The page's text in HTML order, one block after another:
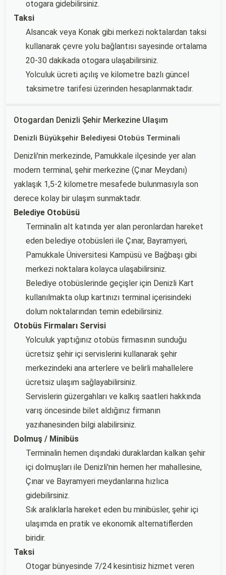
otogara gidebilirsiniz.
Taksi
Alsancak veya Konak gibi merkezi noktalardan taksi
kullanarak çevre yolu bağlantısı sayesinde ortalama
20-30 dakikada otogara ulaşabilirsiniz.
Yolculuk ücreti açılış ve kilometre bazlı güncel
taksimetre tarifesi üzerinden hesaplanmaktadır.
Otogardan Denizli Şehir Merkezine Ulaşım
Denizli Büyükşehir Belediyesi Otobüs Terminali
Denizli'nin merkezinde, Pamukkale ilçesinde yer alan
modern terminal, şehir merkezine (Çınar Meydanı)
yaklaşık 1,5-2 kilometre mesafede bulunmasıyla son
derece kolay bir ulaşım sunmaktadır.
Belediye Otobüsü
Terminalin alt katında yer alan peronlardan hareket
eden belediye otobüsleri ile Çınar, Bayramyeri,
Pamukkale Üniversitesi Kampüsü ve Bağbaşı gibi
merkezi noktalara kolayca ulaşabilirsiniz.
Belediye otobüslerinde geçişler için Denizli Kart
kullanılmakta olup kartınızı terminal içerisindeki
dolum noktalarından temin edebilirsiniz.
Otobüs Firmaları Servisi
Yolculuk yaptığınız otobüs firmasının sunduğu
ücretsiz şehir içi servislerini kullanarak şehir
merkezindeki ana arterlere ve belirli mahallelere
ücretsiz ulaşım sağlayabilirsiniz.
Servislerin güzergahları ve kalkış saatleri hakkında
varış öncesinde bilet aldığınız firmanın
yazıhanesinden bilgi alabilirsiniz.
Dolmuş / Minibüs
Terminalin hemen dışındaki duraklardan kalkan şehir
içi dolmuşları ile Denizli'nin hemen her mahallesine,
Çınar ve Bayramyeri meydanlarına hızlıca
gidebilirsiniz.
Sık aralıklarla hareket eden bu minibüsler, şehir içi
ulaşımda en pratik ve ekonomik alternatiflerden
biridir.
Taksi
Otogar bünyesinde 7/24 kesintisiz hizmet veren